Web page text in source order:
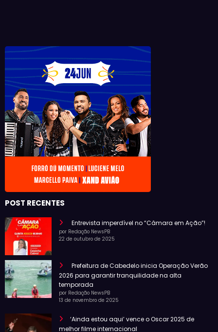
POST RECENTES
Entrevista imperdível no “Câmara em Ação”!
por Redação NewsPB
22 de outubro de 2025
Prefeitura de Cabedelo inicia Operação Verão
2026 para garantir tranquilidade na alta
temporada
por Redação NewsPB
13 de novembro de 2025
‘Ainda estou aqui’ vence o Oscar 2025 de
melhor filme internacional